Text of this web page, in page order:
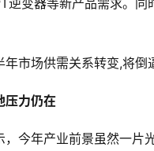
逆变器等新产品需求。同
年市场供需关系转变,将
压力仍在